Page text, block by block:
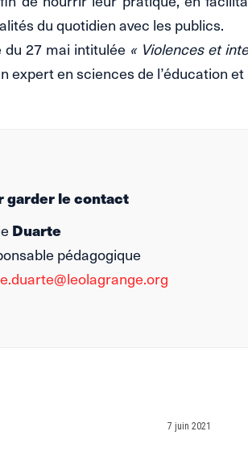
du quotidien avec les publics.
du 27 mai intitulée « Violences et
expert en sciences de l’éducation
garder le
Duarte
pédagogique
7 juin 2021